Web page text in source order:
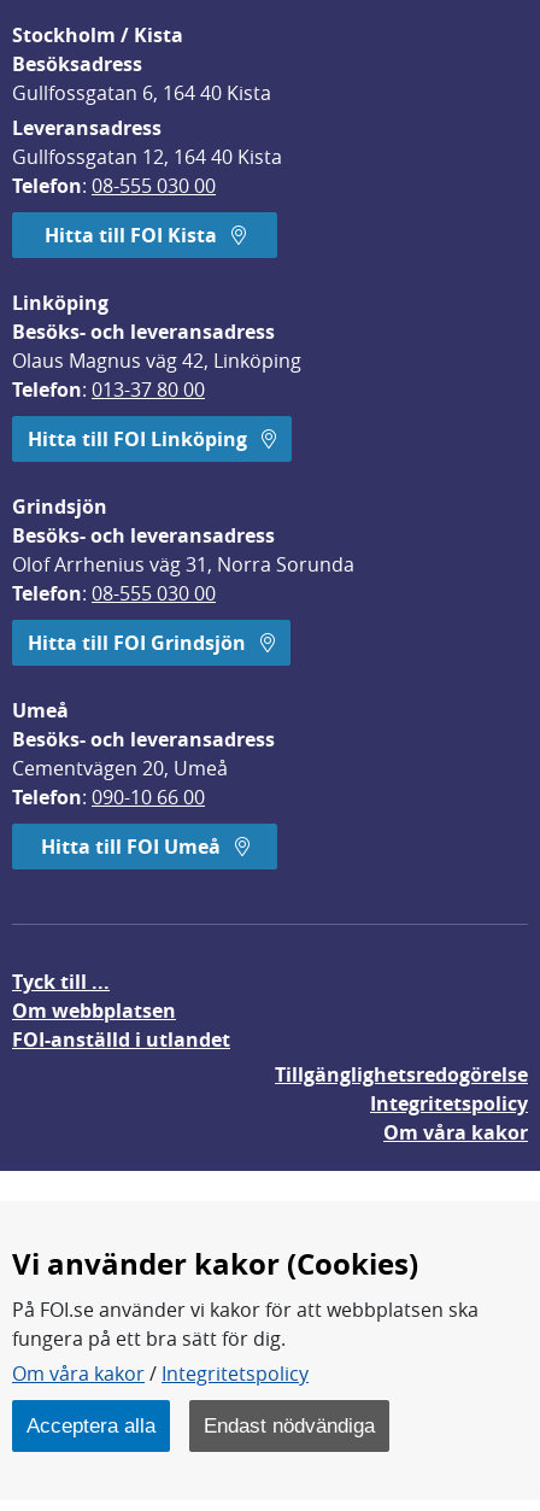
Stockholm / Kista
Besöksadress
Gullfossgatan 6, 164 40 Kista
Leveransadress
Gullfossgatan 12, 164 40 Kista
Telefon: 08-555 030 00
Hitta till FOI Kista
Linköping
Besöks- och leveransadress
Olaus Magnus väg 42, Linköping
Telefon: 013-37 80 00
Hitta till FOI Linköping
Grindsjön
Besöks- och leveransadress
Olof Arrhenius väg 31, Norra Sorunda
Telefon: 08-555 030 00
Hitta till FOI Grindsjön
Umeå
Besöks- och leveransadress
Cementvägen 20, Umeå
Telefon: 090-10 66 00
Hitta till FOI Umeå
Tyck till ...
Om webbplatsen
FOI-anställd i utlandet
Tillgänglighetsredogörelse
Integritetspolicy
Om våra kakor
FOI forskar för en säkrare värld.
FOI:s kärnverksamhet är forskning, metod- och
teknikutveckling samt analyser och studier.
Myndigheten ligger under Försvarsdepartementet.
Vi använder kakor (Cookies)
På FOI.se använder vi kakor för att webbplatsen ska
fungera på ett bra sätt för dig.
Om våra kakor/ Integritetspolicy
Acceptera alla Endast nödvändiga